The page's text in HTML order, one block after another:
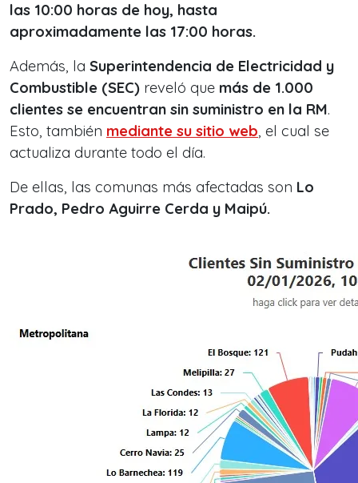
las 10:00 horas de hoy, hasta
aproximadamente las 17:00 horas.
Además, la Superintendencia de Electricidad y
Combustible (SEC) reveló que más de 1.000
clientes se encuentran sin suministro en la RM.
Esto, también mediante su sitio web, el cual se
actualiza durante todo el día.
De ellas, las comunas más afectadas son Lo
Prado, Pedro Aguirre Cerda y Maipú.